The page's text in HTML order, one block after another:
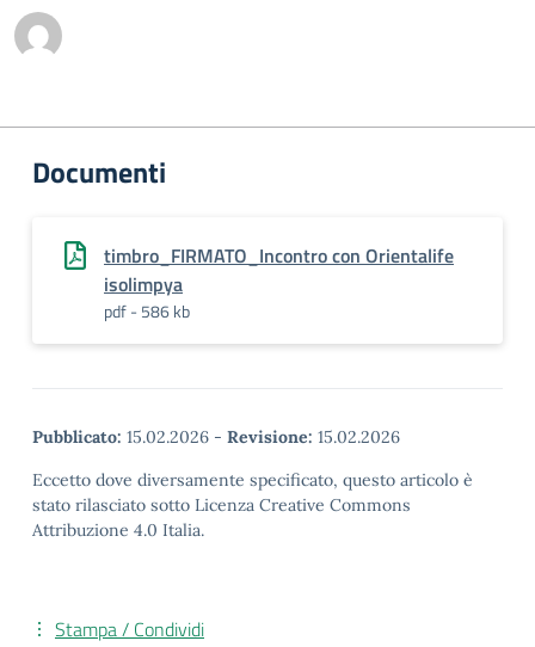
Documenti
timbro_FIRMATO_Incontro con Orientalife
isolimpya
pdf - 586 kb
Pubblicato: 15.02.2026 - Revisione: 15.02.2026
Eccetto dove diversamente specificato, questo articolo è
stato rilasciato sotto Licenza Creative Commons
Attribuzione 4.0 Italia.
Stampa / Condividi